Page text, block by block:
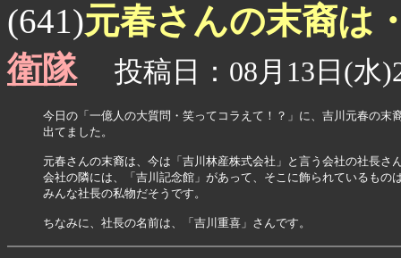
(641)元春さんの末裔は
衛隊 投稿日：08月13日(水
今日の「一億人の大質問・笑ってコラえて！？」に、吉川元春の末
出てました。
元春さんの末裔は、今は「吉川林産株式会社」と言う会社の社長さ
会社の隣には、「吉川記念館」があって、そこに飾られているもの
みんな社長の私物だそうです。
ちなみに、社長の名前は、「吉川重喜」さんです。